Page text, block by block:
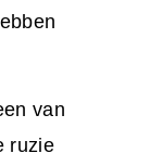
van
ruzie